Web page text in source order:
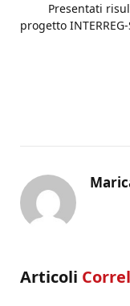
Presentati
progetto INTERREG-
Articoli